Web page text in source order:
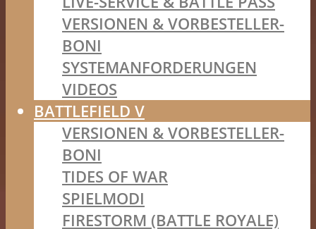
VERSIONEN & VORBESTELLER-
BONI
SYSTEMANFORDERUNGEN
VIDEOS
BATTLEFIELD V
VERSIONEN & VORBESTELLER-
BONI
TIDES OF WAR
SPIELMODI
FIRESTORM (BATTLE ROYALE)